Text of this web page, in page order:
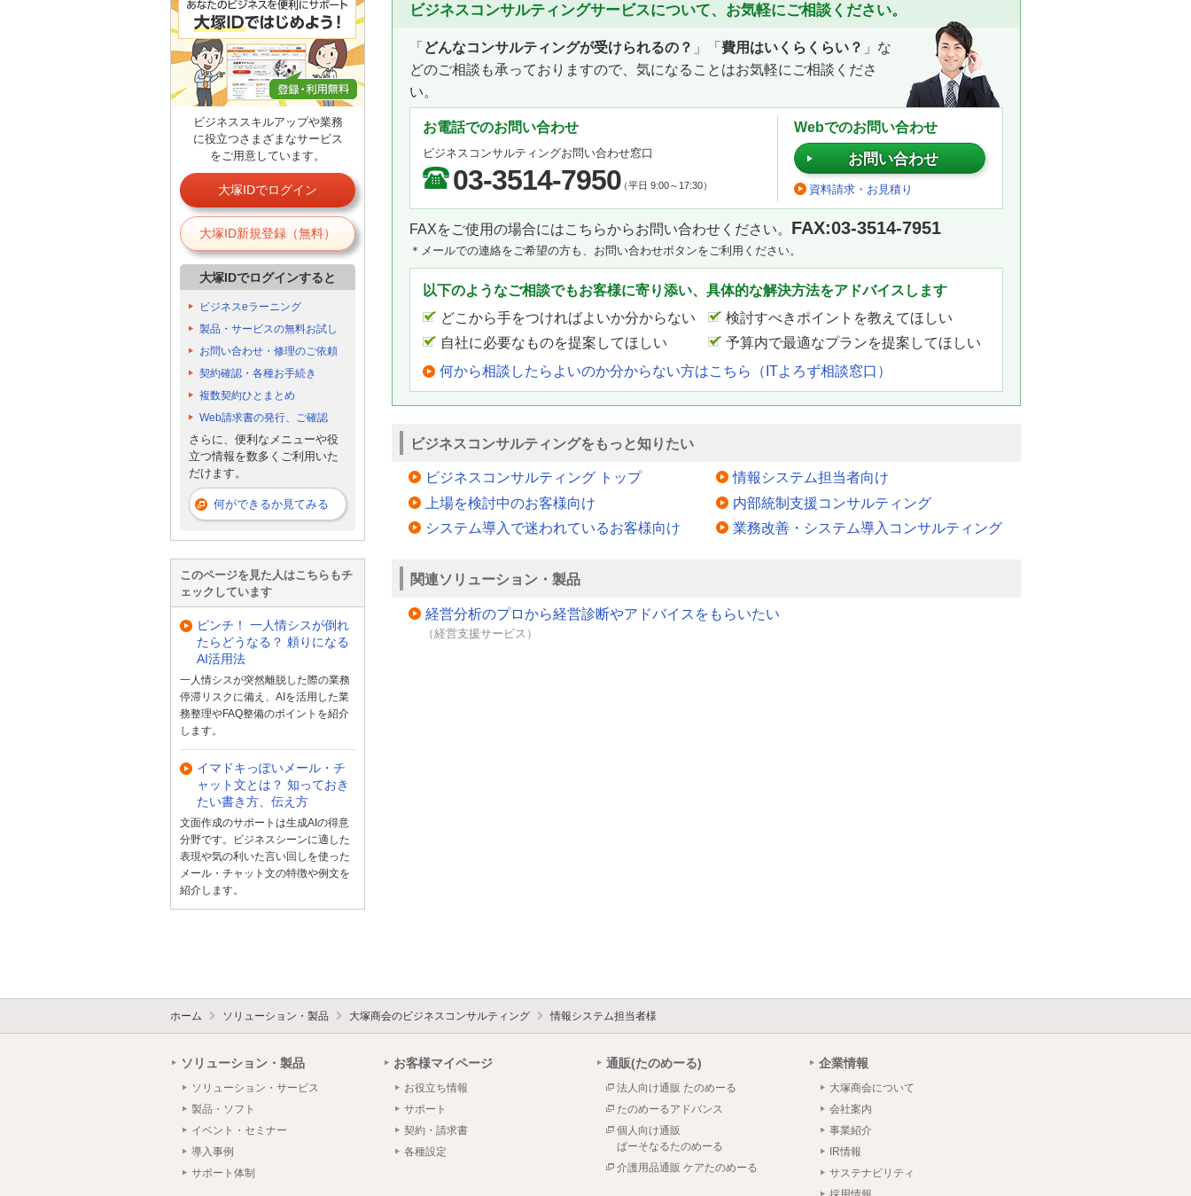
ビジネスコンサルティングサービスについて、お気軽にご相談ください。
「 どんなコンサルティングが受けられるの？ 」「 費用はいくらくらい？ 」な
どのご相談も承っておりますので、気になることはお気軽にご相談くださ
い。
お電話でのお問い合わせ
ビジネスコンサルティングお問い合わせ窓口
03-3514-7950（平日 9:00～17:30）
Webでのお問い合わせ
お問い合わせ
資料請求・お見積り
FAXをご使用の場合にはこちらからお問い合わせください。 FAX:03-3514-7951
＊メールでの連絡をご希望の方も、お問い合わせボタンをご利用ください。
以下のようなご相談でもお客様に寄り添い、具体的な解決方法をアドバイスします
どこから手をつければよいか分からない
検討すべきポイントを教えてほしい
自社に必要なものを提案してほしい
予算内で最適なプランを提案してほしい
何から相談したらよいのか分からない方はこちら（ITよろず相談窓口）
ビジネスコンサルティングをもっと知りたい
ビジネスコンサルティング トップ
上場を検討中のお客様向け
システム導入で迷われているお客様向け
情報システム担当者向け
内部統制支援コンサルティング
業務改善・システム導入コンサルティング
関連ソリューション・製品
経営分析のプロから経営診断やアドバイスをもらいたい
（経営支援サービス）
ビジネススキルアップや業務
に役立つさまざまなサービス
をご用意しています。
大塚IDでログイン
大塚ID新規登録（無料）
大塚IDでログインすると
ビジネスeラーニング
製品・サービスの無料お試し
お問い合わせ・修理のご依頼
契約確認・各種お手続き
複数契約ひとまとめ
Web請求書の発行、ご確認
さらに、便利なメニューや役
立つ情報を数多くご利用いた
だけます。
何ができるか見てみる
このページを見た人はこちらもチ
ェックしています
ピンチ！ 一人情シスが倒れ
たらどうなる？ 頼りになる
AI活用法
一人情シスが突然離脱した際の業務
停滞リスクに備え、AIを活用した業
務整理やFAQ整備のポイントを紹介
します。
イマドキっぽいメール・チ
ャット文とは？ 知っておき
たい書き方、伝え方
文面作成のサポートは生成AIの得意
分野です。ビジネスシーンに適した
表現や気の利いた言い回しを使った
メール・チャット文の特徴や例文を
紹介します。
ホーム ソリューション・製品 大塚商会のビジネスコンサルティング 情報システム担当者様
ソリューション・製品
ソリューション・サービス
製品・ソフト
イベント・セミナー
導入事例
サポート体制
お客様マイページ
お役立ち情報
サポート
契約・請求書
各種設定
通販(たのめーる)
法人向け通販 たのめーる
たのめーるアドバンス
個人向け通販
ぱーそなるたのめーる
介護用品通販 ケアたのめーる
企業情報
大塚商会について
会社案内
事業紹介
IR情報
サステナビリティ